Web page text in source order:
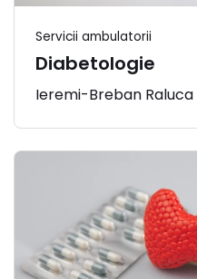
Servicii ambulatorii
Diabetologie
Ieremi-Breban Raluca